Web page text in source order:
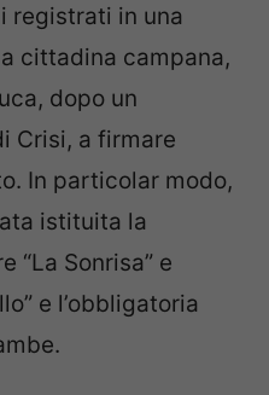
registrati in una
cittadina campana,
dopo un
Crisi, a firmare
In particolar modo,
istituita la
“La Sonrisa” e
e l’obbligatoria